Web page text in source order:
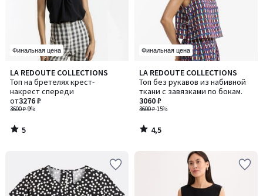
Финальная цена
LA REDOUTE COLLECTIONS
Топ на бретелях крест-
накрест спереди
3600 ₽-9%
от3276 ₽
5
/
5
5
/
Финальная цена
LA REDOUTE COLLECTIONS
Топ без рукавов из набивной
ткани с завязками по бокам.
3600 ₽-15%
3060 ₽
4,5
/ 5
4,5
/